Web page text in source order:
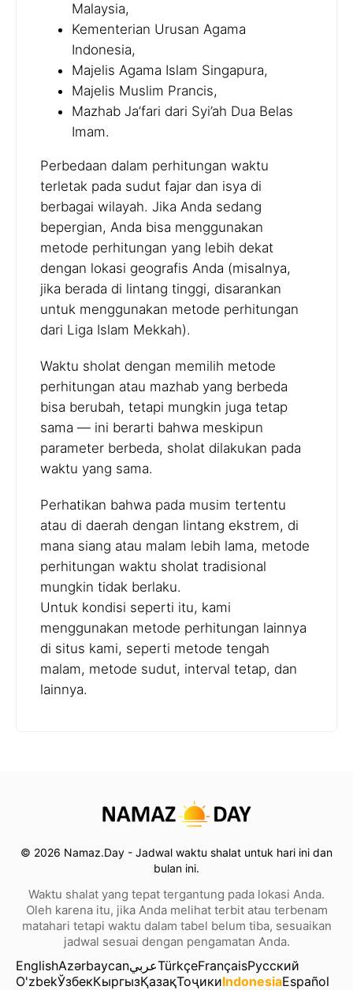
Malaysia,
Kementerian Urusan Agama
Indonesia,
Majelis Agama Islam Singapura,
Majelis Muslim Prancis,
Mazhab Ja’fari dari Syi’ah Dua Belas
Imam.
Perbedaan dalam perhitungan waktu
terletak pada sudut fajar dan isya di
berbagai wilayah. Jika Anda sedang
bepergian, Anda bisa menggunakan
metode perhitungan yang lebih dekat
dengan lokasi geografis Anda (misalnya,
jika berada di lintang tinggi, disarankan
untuk menggunakan metode perhitungan
dari Liga Islam Mekkah).
Waktu sholat dengan memilih metode
perhitungan atau mazhab yang berbeda
bisa berubah, tetapi mungkin juga tetap
sama — ini berarti bahwa meskipun
parameter berbeda, sholat dilakukan pada
waktu yang sama.
Perhatikan bahwa pada musim tertentu
atau di daerah dengan lintang ekstrem, di
mana siang atau malam lebih lama, metode
perhitungan waktu sholat tradisional
mungkin tidak berlaku.
Untuk kondisi seperti itu, kami
menggunakan metode perhitungan lainnya
di situs kami, seperti metode tengah
malam, metode sudut, interval tetap, dan
lainnya.
© 2026 Namaz.Day - Jadwal waktu shalat untuk hari ini dan
bulan ini.
Waktu shalat yang tepat tergantung pada lokasi Anda.
Oleh karena itu, jika Anda melihat terbit atau terbenam
matahari tetapi waktu dalam tabel belum tiba, sesuaikan
jadwal sesuai dengan pengamatan Anda.
EnglishAzərbaycanعربيTürkçeFrançaisРусский
O'zbekЎзбекКыргызҚазақТоҷикиIndonesiaEspañol